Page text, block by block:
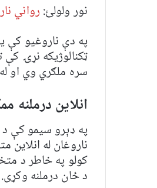
نور ولولئ: رواني
په دې ناروغیو
ټکنالوژیکه نړۍ
سره ملګري وي او
انلاین درملنه
په ډېرو سیمو کې د
ناروغان له
کولو په خاطر د
د ځان درملنه وکړی.